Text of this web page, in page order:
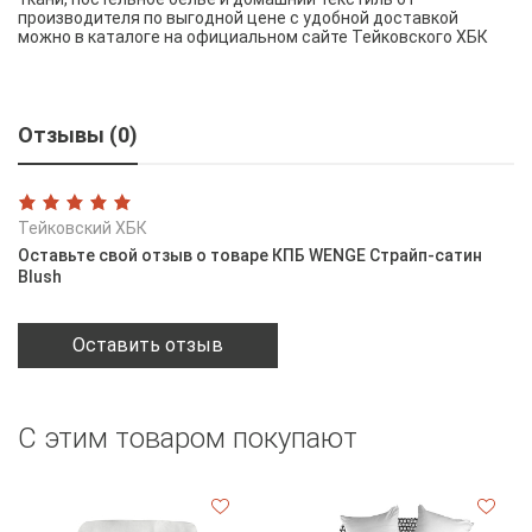
производителя по выгодной цене с удобной доставкой
можно в каталоге на официальном сайте Тейковского ХБК
Отзывы (0)
Тейковский ХБК
Оставьте свой отзыв о товаре КПБ WENGE Страйп-сатин
Blush
Оставить отзыв
С этим товаром покупают